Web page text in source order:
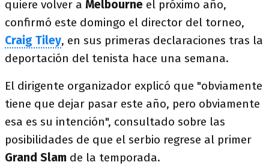
quiere volver a Melbourne el próximo año,
confirmó este domingo el director del torneo,
Craig Tiley, en sus primeras declaraciones tras la
deportación del tenista hace una semana.
El dirigente organizador explicó que "obviamente
tiene que dejar pasar este año, pero obviamente
esa es su intención", consultado sobre las
posibilidades de que el serbio regrese al primer
Grand Slam de la temporada.